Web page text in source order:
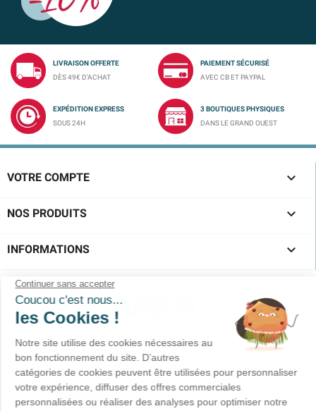
LIVRAISON OFFERTE
DÈS 49€ D'ACHAT
PAIEMENT SÉCURISÉ
AVEC CB ET PAYPAL
EXPÉDITION EXPRESS
SOUS 24H
3 BOUTIQUES PHYSIQUES
DANS LE GRAND OUEST
VOTRE COMPTE 
NOS PRODUITS 
INFORMATIONS 
Service clients
02-40-45-25-96
Du lundi au vendredi
10h00-12h30 / 15h00-18h30